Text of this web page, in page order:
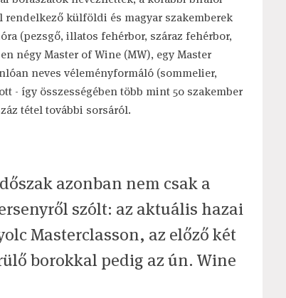
külföldi és magyar szakemberek
(pezsgő, illatos fehérbor, száraz fehérbor,
négy Master of Wine (MW), egy Master
neves véleményformáló (sommelier,
- így összességében több mint 50 szakember
tétel további sorsáról.
azonban nem csak a
szólt: az aktuális hazai
Masterclasson, az előző két
borokkal pedig az ún. Wine